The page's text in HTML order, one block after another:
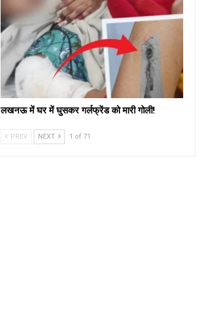
लखनऊ में घर में घुसकर गर्लफ्रेंड को मारी गोली!
PREV NEXT 1 of 71